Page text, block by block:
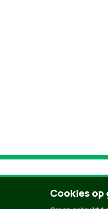
Cookies